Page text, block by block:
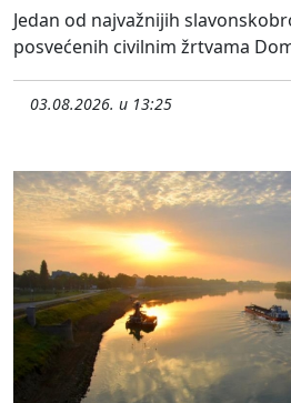
Jedan od najvažnijih
posvećenih civilnim žrtvama
03.08.2026. u 13:25